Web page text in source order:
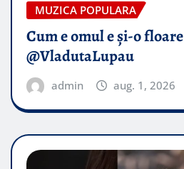
MUZICA POPULARA
Cum e omul e și-o floare
@VladutaLupau
admin aug. 1, 2026